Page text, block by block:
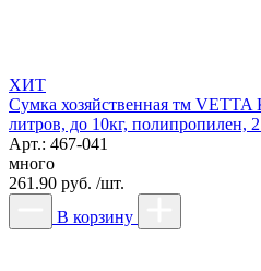
ХИТ
Сумка хозяйственная тм VETTA
литров, до 10кг, полипропилен, 2
Арт.: 467-041
много
261.90 руб. /шт.
В корзину